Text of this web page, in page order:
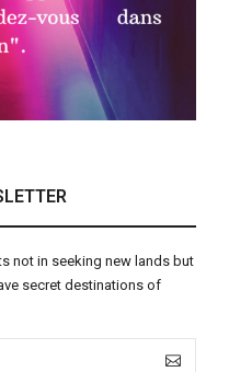
not in seeking new lands but
secret destinations of